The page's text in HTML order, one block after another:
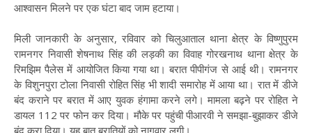
आश्वासन मिलने पर एक घंटा बाद जाम हटाया।
मिली जानकारी के अनुसार, रविवार को चिलुआताल थाना क्षेत्र के विष्णुपुरम
रामनगर निवासी शेषनाथ सिंह की लड़की का विवाह गोरखनाथ थाना क्षेत्र के
रिमझिम पैलेस में आयोजित किया गया था। बरात पीपीगंज से आई थी। रामनगर
के विशुनपुरा टोला निवासी रोहित सिंह भी शादी समारोह में आया था। रात में डीजे
बंद कराने पर बरात में आए युवक हंगामा करने लगे। मामला बढ़ने पर रोहित ने
डायल 112 पर फोन कर दिया। मौके पर पहुंची पीआरवी ने समझा-बुझाकर डीजे
बंद करा दिया। यह बात बरातियों को नागवार लगी।